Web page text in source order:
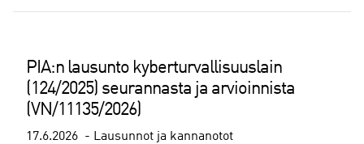
PIA:n lausunto kyberturvallisuuslain
(124/2025) seurannasta ja arvioinnista
(VN/11135/2026)
17.6.2026 Lausunnot ja kannanotot